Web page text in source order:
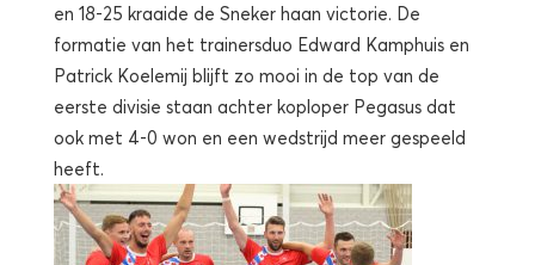
en 18-25 kraaide de Sneker haan victorie. De
formatie van het trainersduo Edward Kamphuis en
Patrick Koelemij blijft zo mooi in de top van de
eerste divisie staan achter koploper Pegasus dat
ook met 4-0 won en een wedstrijd meer gespeeld
heeft.